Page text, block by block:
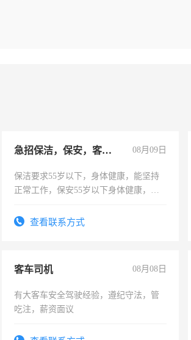
急招保洁，保安，客服，工程 08月09日
保洁要求55岁以下，身体健康，能坚持
正常工作，保安55岁以下身体健康，有
录，客服要求45岁以下高中以上文化，
查看联系方式
客车司机 08月08日
有大客车安全驾驶经验，遵纪守法，管
吃注，薪资面议